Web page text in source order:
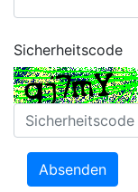
Sicherheitscode
Absenden